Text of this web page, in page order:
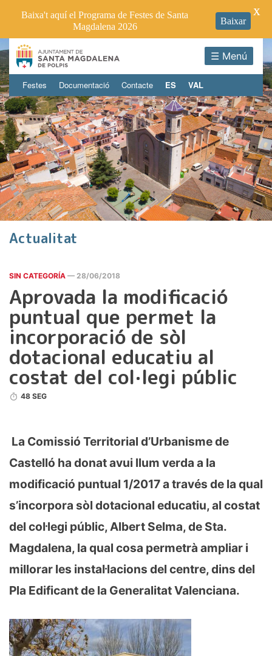
☰ Menú
Festes Documentació Contacte ES VAL
Actualitat
SIN CATEGORÍA — 28/06/2018
Aprovada la modificació
puntual que permet la
incorporació de sòl
dotacional educatiu al
costat del col·legi públic
48 SEG
La Comissió Territorial d’Urbanisme de
Castelló ha donat avui llum verda a la
modificació puntual 1/2017 a través de la qual
s’incorpora sòl dotacional educatiu, al costat
del col·legi públic, Albert Selma, de Sta.
Magdalena, la qual cosa permetrà ampliar i
millorar les instal·lacions del centre, dins del
Pla Edificant de la Generalitat Valenciana.
Baixa't aquí el Programa de Festes de Santa
Magdalena 2026
Baixar
X